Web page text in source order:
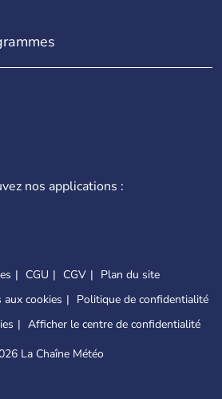
nos applications :
CGU CGV
Plan du site
cookies
Politique de confidentialité
Afficher le centre de confidentialité
La Chaîne Météo